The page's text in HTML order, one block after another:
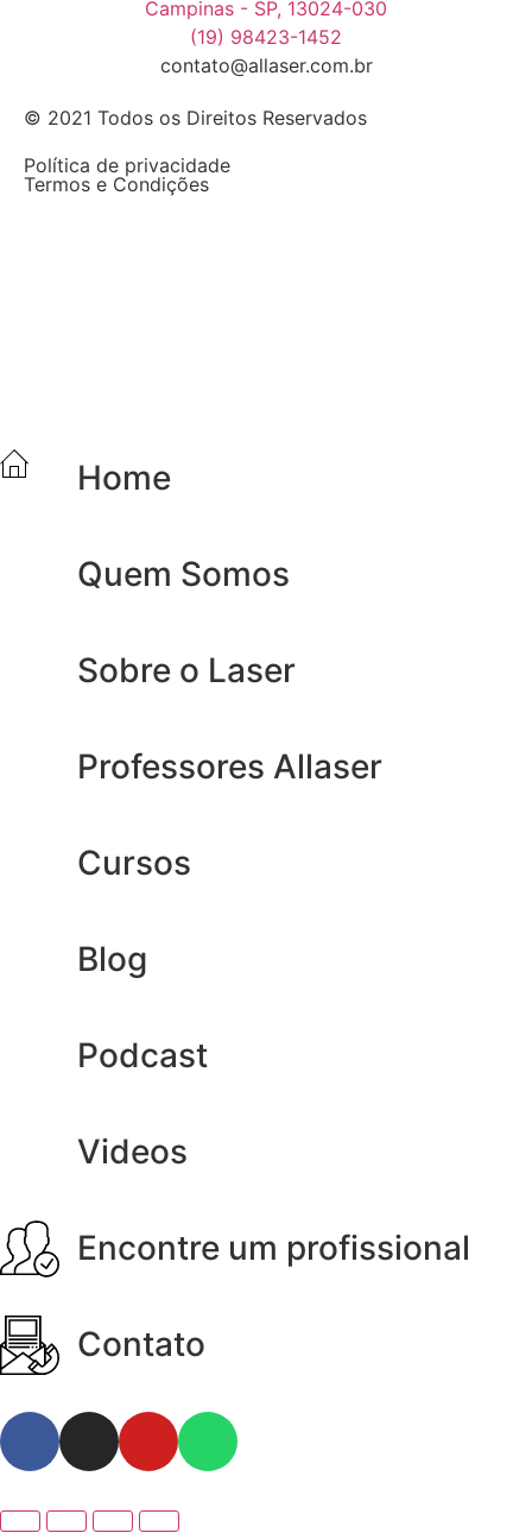
Campinas - SP, 13024-030
(19) 98423-1452
contato@allaser.com.br
© 2021 Todos os Direitos Reservados
Política de privacidade
Termos e Condições
Home
Quem Somos
Sobre o Laser
Professores Allaser
Cursos
Blog
Podcast
Videos
Encontre um profissional
Contato